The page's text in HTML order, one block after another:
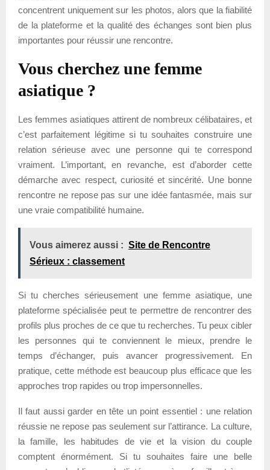
concentrent uniquement sur les photos, alors que la fiabilité
de la plateforme et la qualité des échanges sont bien plus
importantes pour réussir une rencontre.
Vous cherchez une femme
asiatique ?
Les femmes asiatiques attirent de nombreux célibataires, et
c’est parfaitement légitime si tu souhaites construire une
relation sérieuse avec une personne qui te correspond
vraiment. L’important, en revanche, est d’aborder cette
démarche avec respect, curiosité et sincérité. Une bonne
rencontre ne repose pas sur une idée fantasmée, mais sur
une vraie compatibilité humaine.
Vous aimerez aussi : Site de Rencontre
Sérieux : classement
Si tu cherches sérieusement une femme asiatique, une
plateforme spécialisée peut te permettre de rencontrer des
profils plus proches de ce que tu recherches. Tu peux cibler
les personnes qui te conviennent le mieux, prendre le
temps d’échanger, puis avancer progressivement. En
pratique, cette méthode est beaucoup plus efficace que les
approches trop rapides ou trop impersonnelles.
Il faut aussi garder en tête un point essentiel : une relation
réussie ne repose pas seulement sur l’attirance. La culture,
la famille, les habitudes de vie et la vision du couple
comptent énormément. Si tu souhaites faire une belle